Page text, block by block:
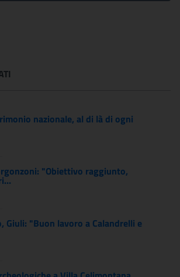
nazionale, al di là di ogni
"Obiettivo raggiunto,
Giuli: "Buon lavoro a Calandrelli e